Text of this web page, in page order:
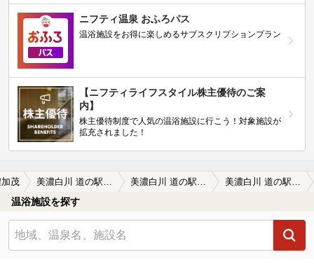
ニフティ温泉 おふろパス
温浴施設をお得に楽しめるサブスクリプションプラン
【ニフティライフスタイル株主優待のご案
内】
株主優待制度で人気の温浴施設に行こう！対象施設が
拡充されました！
茂 美濃白川 道の駅温泉 ピアチェーレ（閉館しました） 美濃白川 道の駅温泉 ピアチェーレ（閉館しました）の口コミ一覧 美濃白川 道の駅温泉 ピアチェーレ（閉館しました）の口コミ 3月末日で温泉施設が閉館との事で、とて…
温浴施設を探す